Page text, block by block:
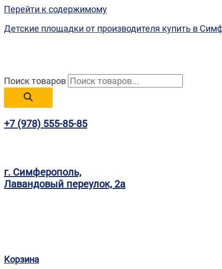
Перейти к содержимому
Детские площадки от производителя купить в
Поиск товаров
+7 (978) 555-85-85
г. Симферополь,
Лавандовый переулок, 2а
Корзина